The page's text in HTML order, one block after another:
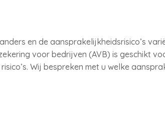
en de aansprakelijkheidsrisico’s
voor bedrijven (AVB) is geschikt
Wij bespreken met u welke